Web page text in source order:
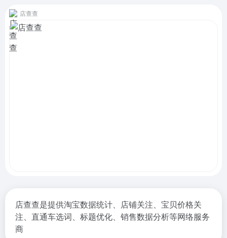
店查查
店查查是提供淘宝数据统计、店铺关注、宝贝价格关
注、直通车选词、标题优化、销售数据分析等网络服务
商